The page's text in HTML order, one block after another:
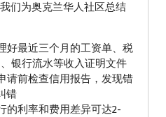
们为奥克兰华人社区总结
好最近三个月的工资单、税
银行流水等收入证明文件
请前检查信用报告，发现错
错
的利率和费用差异可达2-